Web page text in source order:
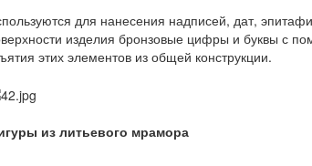
для нанесения надписей, дат,
изделия бронзовые цифры и буквы с
этих элементов из общей конструкции.
из литьевого мрамора